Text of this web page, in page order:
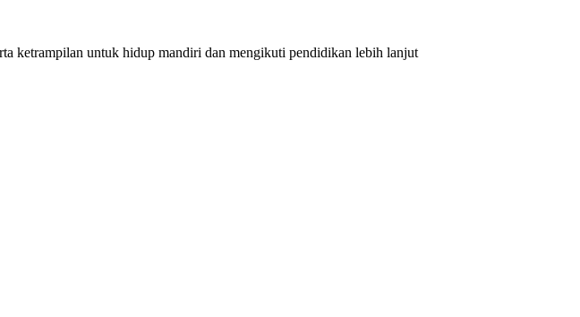
ketrampilan untuk hidup mandiri dan mengikuti pendidikan lebih lanjut